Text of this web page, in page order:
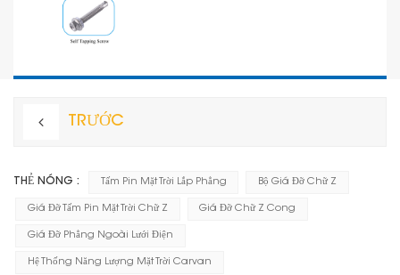
TRƯỚC
THẺ NÓNG : Tấm Pin Mặt Trời Lắp Phẳng Bộ Giá Đỡ Chữ Z
Giá Đỡ Tấm Pin Mặt Trời Chữ Z Giá Đỡ Chữ Z Cong
Giá Đỡ Phẳng Ngoài Lưới Điện
Hệ Thống Năng Lượng Mặt Trời Carvan